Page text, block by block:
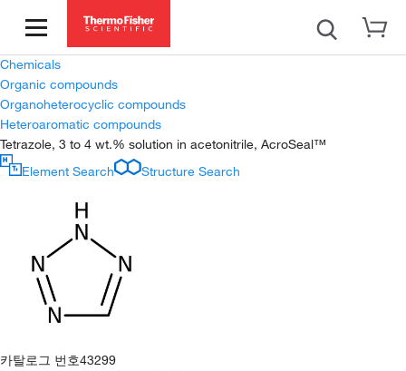
Chemicals
Organic compounds
Organoheterocyclic compounds
Heteroaromatic compounds
Tetrazole, 3 to 4 wt.% solution in acetonitrile, AcroSeal™
Element Search
Structure Search
카탈로그 번호43299